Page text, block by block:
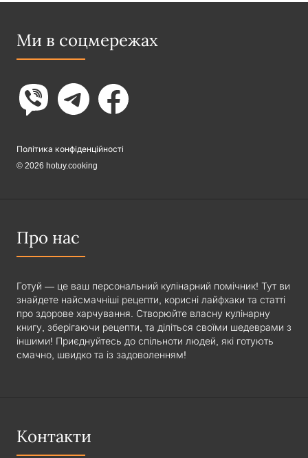
Ми в соцмережах
Політика конфіденційності
© 2026 hotuy.cooking
Про нас
Готуй — це ваш персональний кулінарний помічник! Тут ви
знайдете найсмачніші рецепти, корисні лайфхаки та статті
про здорове харчування. Створюйте власну кулінарну
книгу, зберігаючи рецепти, та діліться своїми шедеврами з
іншими! Приєднуйтесь до спільноти людей, які готують
смачно, швидко та із задоволенням!
Контакти